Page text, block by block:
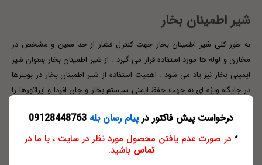
شیر اطمینان بخار
به طور کلی شیر اطمینان بخار جهت کنترل فشار از حد معین و مشخص در
مخازن و لوله ها مورد استفاده قرار می گیرد . از شیر اطمینان بخار بعنوان شیر
ایمینی بخار نیز یاد می شود . اهمیت استفاده از شیر اطمینان بخار در بویلرها
در جایگاه ویژه ای به جهت حفظ ایمنی سیستم بخار و جان افردا و اپراتورها را
نوع فلنجی از سایز DN25 الی DN100 در متریال چدن GGG-40 تولید می گردد
درخواست پیش فاکتور درپیام رسان بله
*در صورت عدم یافتن محصول مورد نظر در سایت ، با ما در
تماس باشید.